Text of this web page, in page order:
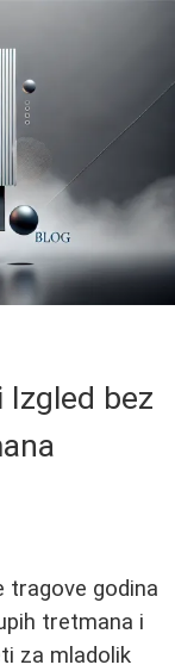
bez
tragove godina
tretmana i
za mladolik